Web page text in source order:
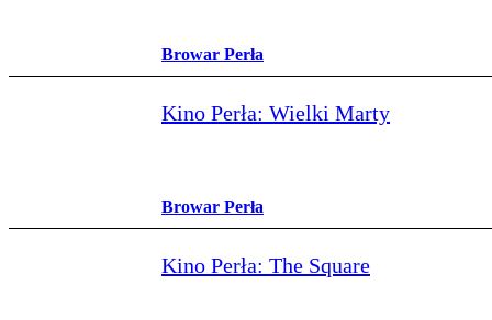
Browar Perła
Kino Perła: Wielki Marty
Browar Perła
Kino Perła: The Square